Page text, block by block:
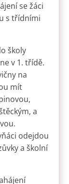
se žáci
s třídními
školy
v 1. třídě.
na
mít
a
odejdou
a školní